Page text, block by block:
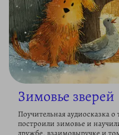
Зимовье зверей
Поучительная аудиосказка
построили зимовье и
дружбе, взаимовыручке и